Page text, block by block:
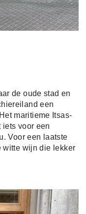
de oude stad en
een
maritieme Itsas-
iets voor een
Voor een laatste
witte wijn die lekker